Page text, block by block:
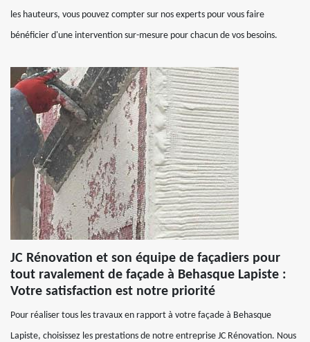
les hauteurs, vous pouvez compter sur nos experts pour vous faire
bénéficier d'une intervention sur-mesure pour chacun de vos besoins.
JC Rénovation et son équipe de façadiers pour
tout ravalement de façade à Behasque Lapiste :
Votre satisfaction est notre priorité
Pour réaliser tous les travaux en rapport à votre façade à Behasque
Lapiste, choisissez les prestations de notre entreprise JC Rénovation. Nous